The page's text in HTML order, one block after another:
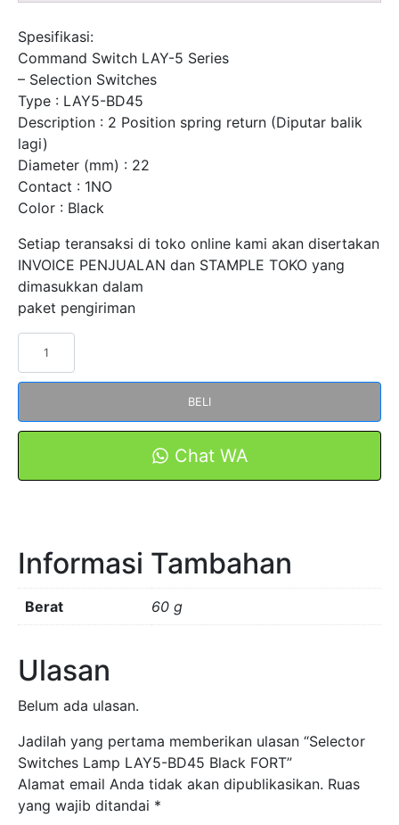
Spesifikasi:
Command Switch LAY-5 Series
– Selection Switches
Type : LAY5-BD45
Description : 2 Position spring return (Diputar balik
lagi)
Diameter (mm) : 22
Contact : 1NO
Color : Black
Setiap teransaksi di toko online kami akan disertakan
INVOICE PENJUALAN dan STAMPLE TOKO yang
dimasukkan dalam
paket pengiriman
Switches
LAY5-
BELI
Chat WA
Informasi Tambahan
Berat 60 g
Ulasan
Belum ada ulasan.
Jadilah yang pertama memberikan ulasan “Selector
Switches Lamp LAY5-BD45 Black FORT”
Alamat email Anda tidak akan dipublikasikan. Ruas
yang wajib ditandai *